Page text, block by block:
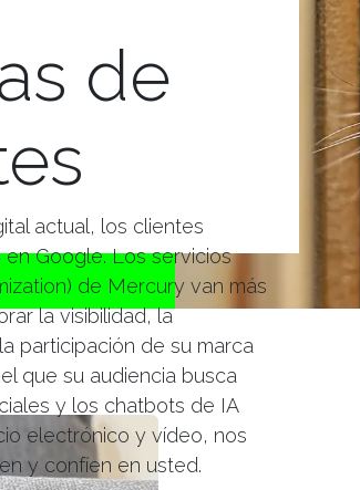
de
actual, los clientes
Google. Los servicios
de Mercury van más
la visibilidad, la
participación de su marca
que su audiencia busca
y los chatbots de IA
electrónico y vídeo, nos
y confíen en usted.